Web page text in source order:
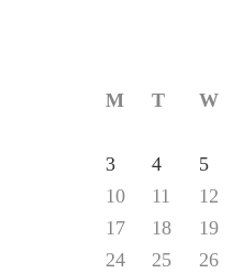
M T W
3
4 5
10
11 12
17
18 19
24
25 26